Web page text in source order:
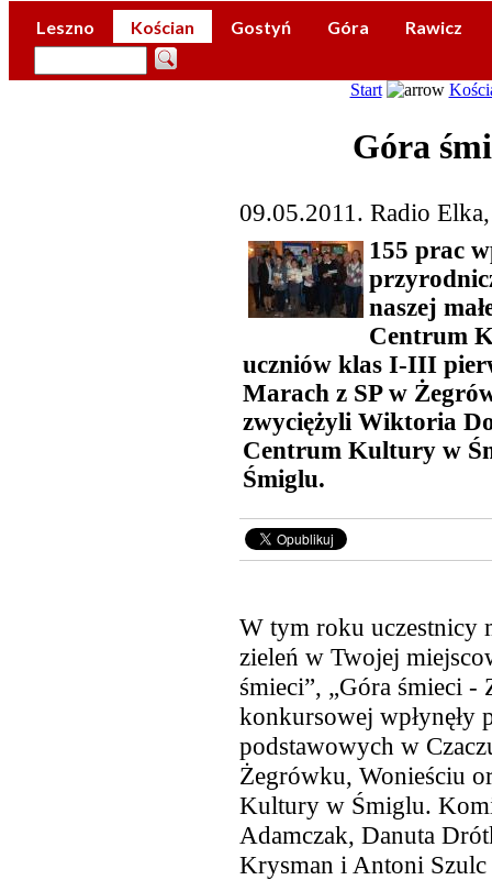
Leszno Kościan Gostyń Góra Rawicz
Start
Góra
09.05.2011. Radio
155 prac
naszej
Centrum
uczniów klas I-III
Marach z SP w
zwyciężyli Wiktoria
Centrum Kultury w
Śmiglu.
W tym roku uczestnicy
zieleń w Twojej
śmieci”, „Góra śmieci
konkursowej wpłynęły
podstawowych w
Żegrówku, Wonieściu
Kultury w Śmiglu.
Adamczak, Danuta
Krysman i Antoni Szulc